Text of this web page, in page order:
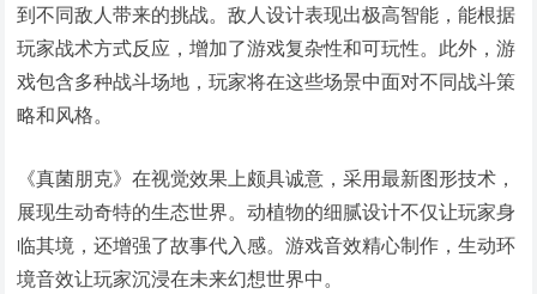
到不同敌人带来的挑战。敌人设计表现出极高智能，能根据
玩家战术方式反应，增加了游戏复杂性和可玩性。此外，游
戏包含多种战斗场地，玩家将在这些场景中面对不同战斗策
略和风格。
《真菌朋克》在视觉效果上颇具诚意，采用最新图形技术，
展现生动奇特的生态世界。动植物的细腻设计不仅让玩家身
临其境，还增强了故事代入感。游戏音效精心制作，生动环
境音效让玩家沉浸在未来幻想世界中。